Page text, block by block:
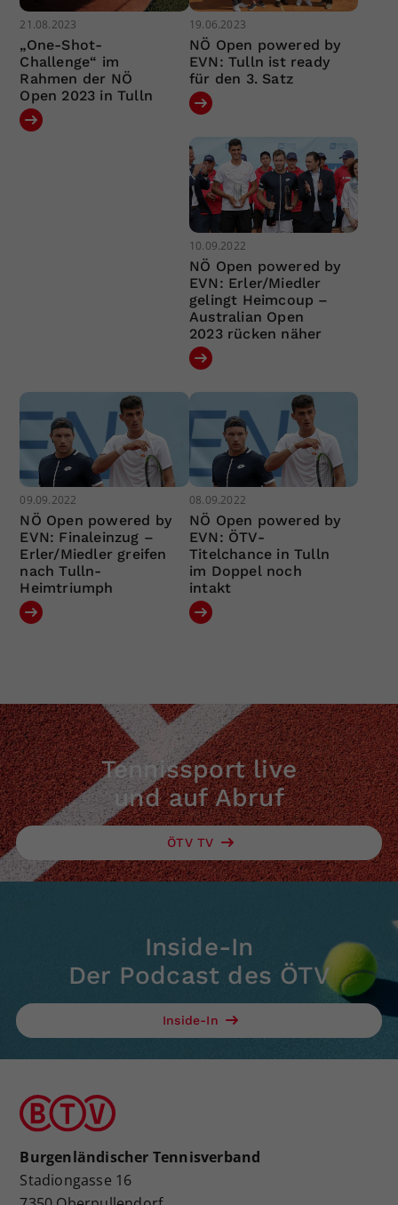
21.08.2023
„One-Shot-
Challenge“ im
Rahmen der NÖ
Open 2023 in Tulln
19.06.2023
NÖ Open powered by
EVN: Tulln ist ready
für den 3. Satz
10.09.2022
NÖ Open powered by
EVN: Erler/Miedler
gelingt Heimcoup –
Australian Open
2023 rücken näher
09.09.2022
NÖ Open powered by
EVN: Finaleinzug –
Erler/Miedler greifen
nach Tulln-
Heimtriumph
08.09.2022
NÖ Open powered by
EVN: ÖTV-
Titelchance in Tulln
im Doppel noch
intakt
Tennissport live
und auf Abruf
ÖTV TV
Inside-In
Der Podcast des ÖTV
Inside-In
Burgenländischer Tennisverband
Stadiongasse 16